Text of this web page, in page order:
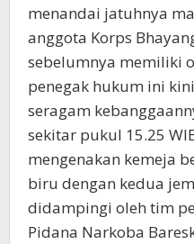
menandai jatuhnya
anggota Korps
sebelumnya memiliki
penegak hukum ini
seragam
sekitar pukul 15.25
mengenakan kemeja
biru dengan kedua
didampingi oleh tim
Pidana Narkoba